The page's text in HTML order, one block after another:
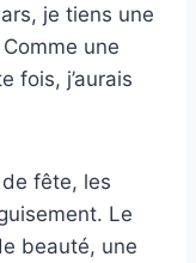
je tiens une
une
fois, j’aurais
fête, les
Le
beauté, une